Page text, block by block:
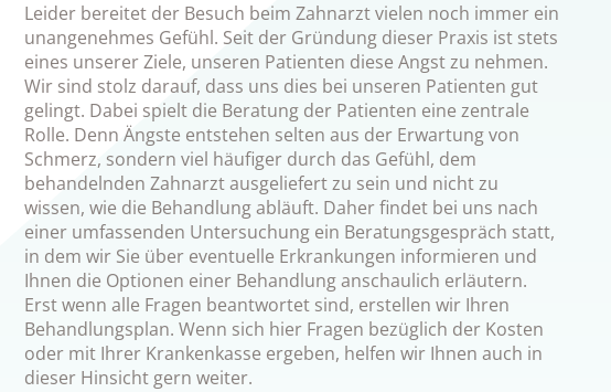
Leider bereitet der Besuch beim Zahnarzt vielen noch immer ein
unangenehmes Gefühl. Seit der Gründung dieser Praxis ist stets
eines unserer Ziele, unseren Patienten diese Angst zu nehmen.
Wir sind stolz darauf, dass uns dies bei unseren Patienten gut
gelingt. Dabei spielt die Beratung der Patienten eine zentrale
Rolle. Denn Ängste entstehen selten aus der Erwartung von
Schmerz, sondern viel häufiger durch das Gefühl, dem
behandelnden Zahnarzt ausgeliefert zu sein und nicht zu
wissen, wie die Behandlung abläuft. Daher findet bei uns nach
einer umfassenden Untersuchung ein Beratungsgespräch statt,
in dem wir Sie über eventuelle Erkrankungen informieren und
Ihnen die Optionen einer Behandlung anschaulich erläutern.
Erst wenn alle Fragen beantwortet sind, erstellen wir Ihren
Behandlungsplan. Wenn sich hier Fragen bezüglich der Kosten
oder mit Ihrer Krankenkasse ergeben, helfen wir Ihnen auch in
dieser Hinsicht gern weiter.